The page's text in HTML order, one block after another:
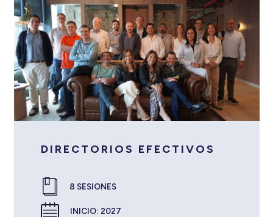
DIRECTORIOS EFECTIVOS
8 SESIONES
INICIO: 2027